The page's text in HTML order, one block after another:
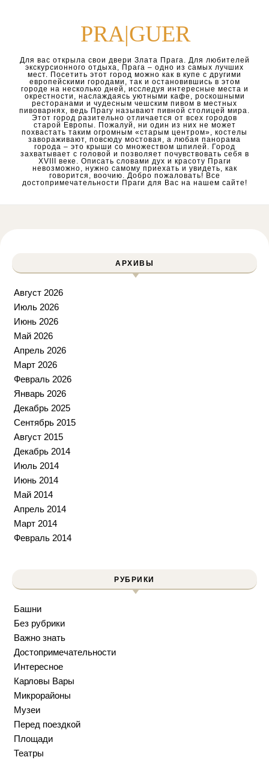
PRA|GUER
Для вас открыла свои двери Злата Прага. Для любителей
экскурсионного отдыха, Прага – одно из самых лучших
мест. Посетить этот город можно как в купе с другими
европейскими городами, так и остановившись в этом
городе на несколько дней, исследуя интересные места и
окрестности, наслаждаясь уютными кафе, роскошными
ресторанами и чудесным чешским пивом в местных
пивоварнях, ведь Прагу называют пивной столицей мира.
Этот город разительно отличается от всех городов
старой Европы. Пожалуй, ни один из них не может
похвастать таким огромным «старым центром», костелы
завораживают, повсюду мостовая, а любая панорама
города – это крыши со множеством шпилей. Город
захватывает с головой и позволяет почувствовать себя в
XVIII веке. Описать словами дух и красоту Праги
невозможно, нужно самому приехать и увидеть, как
говорится, воочию. Добро пожаловать! Все
достопримечательности Праги для Вас на нашем сайте!
АРХИВЫ
Август 2026
Июль 2026
Июнь 2026
Май 2026
Апрель 2026
Март 2026
Февраль 2026
Январь 2026
Декабрь 2025
Сентябрь 2015
Август 2015
Декабрь 2014
Июль 2014
Июнь 2014
Май 2014
Апрель 2014
Март 2014
Февраль 2014
РУБРИКИ
Башни
Без рубрики
Важно знать
Достопримечательности
Интересное
Карловы Вары
Микрорайоны
Музеи
Перед поездкой
Площади
Театры